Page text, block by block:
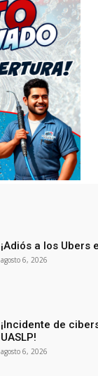
¡Adiós a los Ubers
agosto 6, 2026
¡Incidente de
UASLP!
agosto 6, 2026